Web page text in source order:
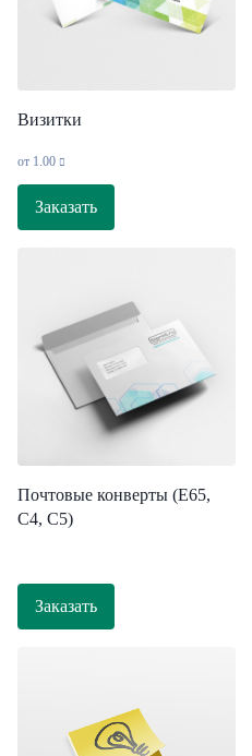
Визитки
от 1.00
Заказать
Почтовые конверты (Е65,
С4, С5)
Заказать